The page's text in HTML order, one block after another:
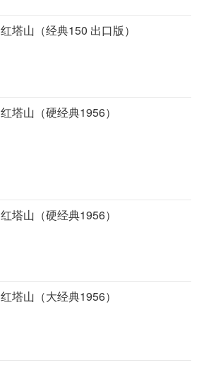
红塔山（经典150 出口版）
红塔山（硬经典1956）
红塔山（硬经典1956）
红塔山（大经典1956）